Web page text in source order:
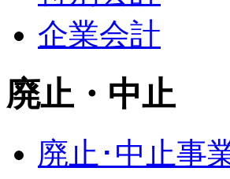
企業会計
廃止・中止
廃止･中止事